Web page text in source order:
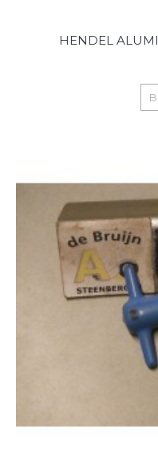
HENDEL